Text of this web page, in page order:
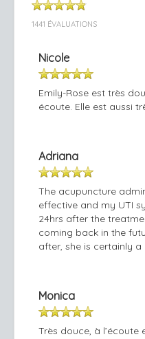
1441 ÉVALUATIONS
Nicole
Emily-Rose est très
écoute. Elle est aussi
Adriana
The acupuncture
effective and my UTI
24hrs after the
coming back in the
after, she is certainly a
Monica
Très douce, à l’écoute